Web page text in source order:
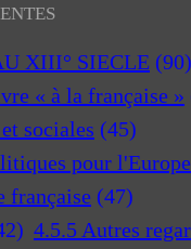
XIII° SIECLE (90)
« à la française »
sociales (45)
pour l'Europe
française (47)
4.5.5 Autres